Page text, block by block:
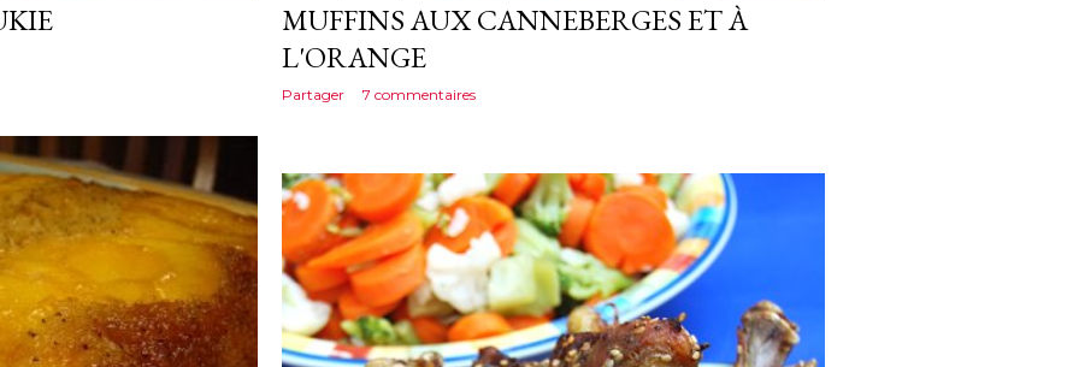
MUFFINS AUX CANNEBERGES ET À
L'ORANGE
Partager 7 commentaires